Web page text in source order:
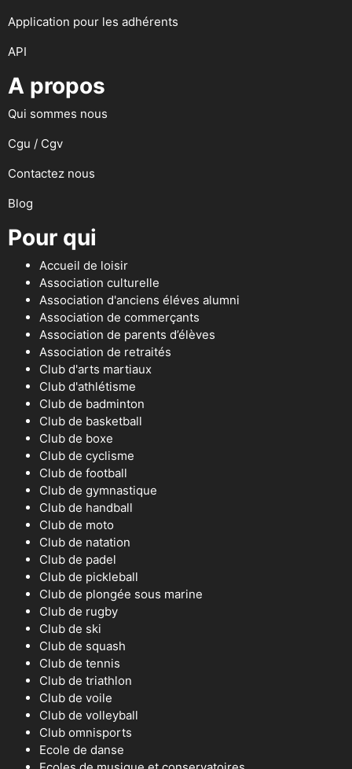
Application pour les adhérents
API
A propos
Qui sommes nous
Cgu / Cgv
Contactez nous
Blog
Pour qui
Accueil de loisir
Association culturelle
Association d'anciens éléves alumni
Association de commerçants
Association de parents d’élèves
Association de retraités
Club d'arts martiaux
Club d'athlétisme
Club de badminton
Club de basketball
Club de boxe
Club de cyclisme
Club de football
Club de gymnastique
Club de handball
Club de moto
Club de natation
Club de padel
Club de pickleball
Club de plongée sous marine
Club de rugby
Club de ski
Club de squash
Club de tennis
Club de triathlon
Club de voile
Club de volleyball
Club omnisports
Ecole de danse